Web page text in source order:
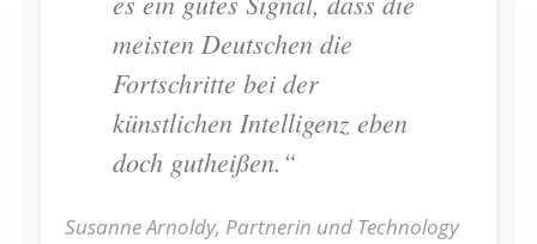
meisten Deutschen die
Fortschritte bei der
künstlichen Intelligenz eben
doch gutheißen.“
Susanne Arnoldy, Partnerin und Technology